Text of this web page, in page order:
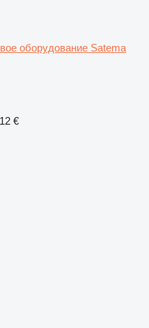
оборудование Satema
€